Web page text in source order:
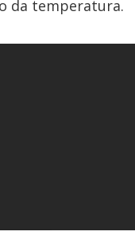
da temperatura.